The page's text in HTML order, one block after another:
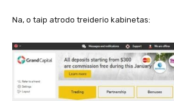
Na, o taip atrodo treiderio kabinetas: